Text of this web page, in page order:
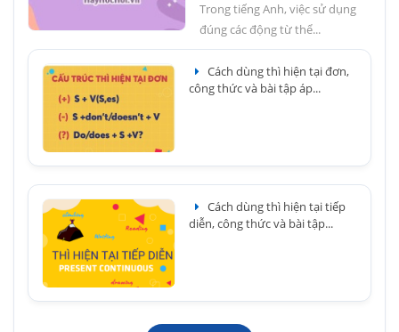
Trong tiếng Anh, việc sử dụng
đúng các động từ thể...
Cách dùng thì hiện tại đơn,
công thức và bài tập áp...
Cách dùng thì hiện tại tiếp
diễn, công thức và bài tập...